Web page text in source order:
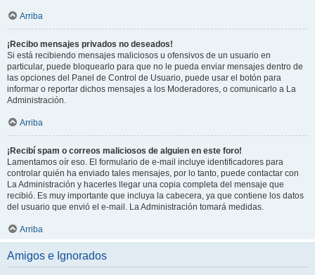
Arriba
¡Recibo mensajes privados no deseados!
Si está recibiendo mensajes maliciosos u ofensivos de un usuario en
particular, puede bloquearlo para que no le pueda enviar mensajes dentro de
las opciones del Panel de Control de Usuario, puede usar el botón para
informar o reportar dichos mensajes a los Moderadores, o comunicarlo a La
Administración.
Arriba
¡Recibí spam o correos maliciosos de alguien en este foro!
Lamentamos oír eso. El formulario de e-mail incluye identificadores para
controlar quién ha enviado tales mensajes, por lo tanto, puede contactar con
La Administración y hacerles llegar una copia completa del mensaje que
recibió. Es muy importante que incluya la cabecera, ya que contiene los datos
del usuario que envió el e-mail. La Administración tomará medidas.
Arriba
Amigos e Ignorados